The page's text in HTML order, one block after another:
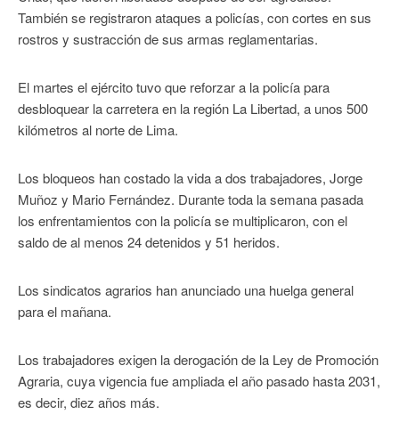
También se registraron ataques a policías, con cortes en sus
rostros y sustracción de sus armas reglamentarias.
El martes el ejército tuvo que reforzar a la policía para
desbloquear la carretera en la región La Libertad, a unos 500
kilómetros al norte de Lima.
Los bloqueos han costado la vida a dos trabajadores, Jorge
Muñoz y Mario Fernández. Durante toda la semana pasada
los enfrentamientos con la policía se multiplicaron, con el
saldo de al menos 24 detenidos y 51 heridos.
Los sindicatos agrarios han anunciado una huelga general
para el mañana.
Los trabajadores exigen la derogación de la Ley de Promoción
Agraria, cuya vigencia fue ampliada el año pasado hasta 2031,
es decir, diez años más.